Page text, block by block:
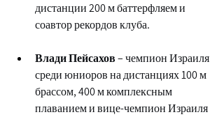
дистанции 200 м баттерфляем и
соавтор рекордов клуба.
Влади Пейсахов – чемпион Израиля
среди юниоров на дистанциях 100 м
брассом, 400 м комплексным
плаванием и вице-чемпион Израиля